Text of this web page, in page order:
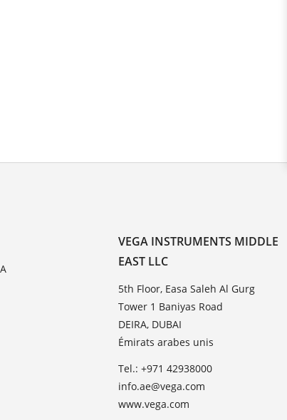
VEGA INSTRUMENTS MIDDLE
EAST LLC
5th Floor, Easa Saleh Al Gurg
Tower 1 Baniyas Road
DEIRA, DUBAI
Émirats arabes unis
Tel.: +971 42938000
info.ae@vega.com
www.vega.com